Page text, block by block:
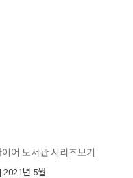
이어 도서관 시리즈보기
| 2021년 5월